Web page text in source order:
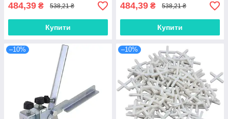
484,39 ₴ 538,21 ₴
Купити
484,39 ₴ 538,21 ₴
Купити
–10% –10%